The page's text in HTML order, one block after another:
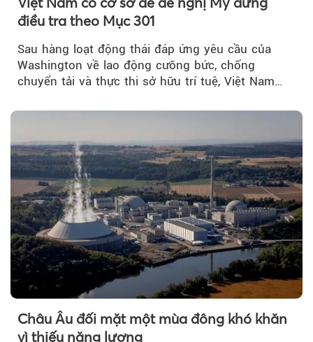
điều tra theo Mục 301
Sau hàng loạt động thái đáp ứng yêu cầu của
Washington về lao động cưỡng bức, chống
chuyển tải và thực thi sở hữu trí tuệ, Việt Nam
Châu Âu đối mặt một mùa đông khó khăn
vì thiếu năng lượng